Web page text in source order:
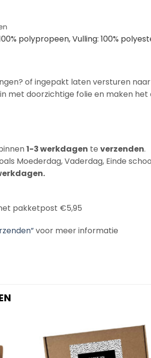
polypropeen,Vulling: 100%
of ingepakt laten versturen
met doorzichtige folie en maken
1-3 werkdagen te verzenden.
Moederdag, Vaderdag, Einde
pakketpost €5,95
voor meer informatie